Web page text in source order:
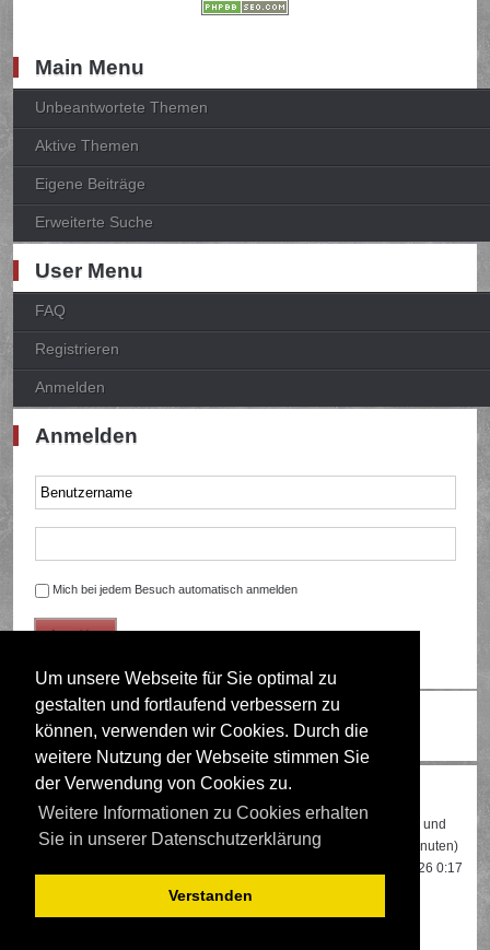
Um unsere Webseite für Sie optimal zu
gestalten und fortlaufend verbessern zu
können, verwenden wir Cookies. Durch die
weitere Nutzung der Webseite stimmen Sie
der Verwendung von Cookies zu.
Weitere Informationen zu Cookies erhalten
Sie in unserer Datenschutzerklärung
Verstanden
Main Menu
Unbeantwortete Themen
Aktive Themen
Eigene Beiträge
Erweiterte Suche
User Menu
FAQ
Registrieren
Anmelden
Anmelden
Mich bei jedem Besuch automatisch anmelden
Ändere Schriftgröße
Wer ist online?
Insgesamt sind550Besucher online: 2 registrierte, 0 unsichtbare und
548 Gäste (basierend auf den aktiven Besuchern der letzten 5 Minuten)
Besuchern, die am 13.04.2026 0:17
gleichzeitig online waren.